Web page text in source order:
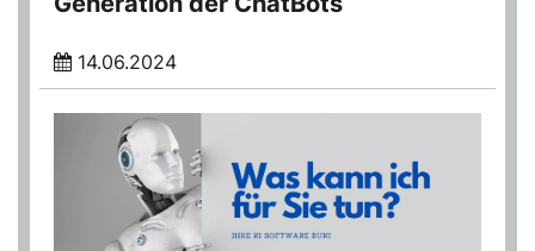
14.06.2024